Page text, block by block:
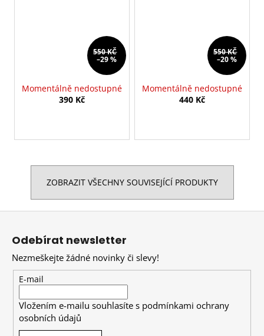
550 KČ
–29 %
Momentálně nedostupné
390 Kč
550 KČ
–20 %
Momentálně nedostupné
440 Kč
ZOBRAZIT VŠECHNY SOUVISEJÍCÍ PRODUKTY
Z
Odebírat newsletter
Nezmeškejte žádné novinky či slevy!
E-mail
Vložením e-mailu souhlasíte s podmínkami ochrany
osobních údajů